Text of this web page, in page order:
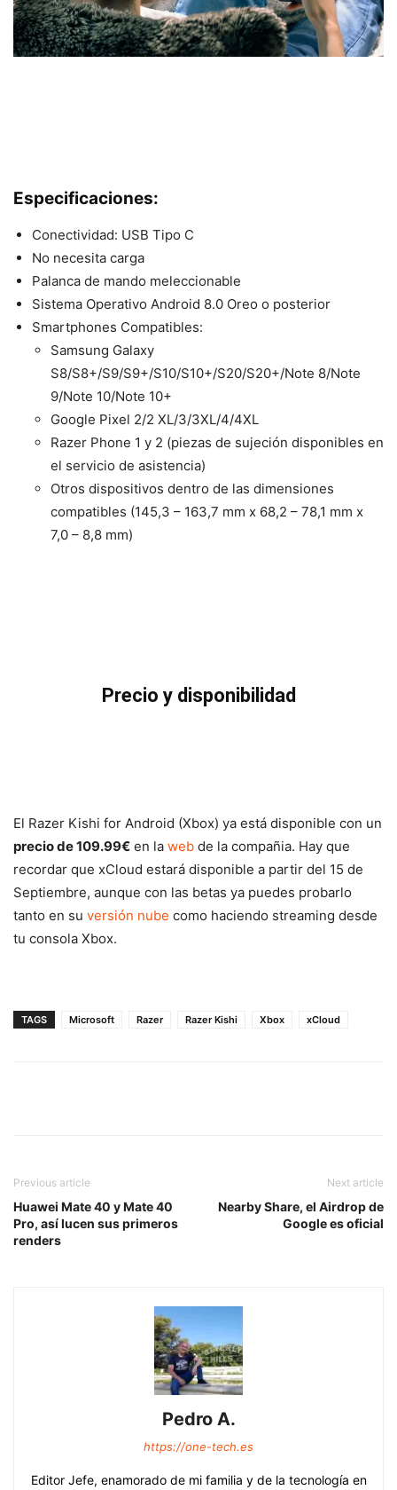
Especificaciones:
Conectividad: USB Tipo C
No necesita carga
Palanca de mando meleccionable
Sistema Operativo Android 8.0 Oreo o posterior
Smartphones Compatibles:
Samsung Galaxy
S8/S8+/S9/S9+/S10/S10+/S20/S20+/Note 8/Note
9/Note 10/Note 10+
Google Pixel 2/2 XL/3/3XL/4/4XL
Razer Phone 1 y 2 (piezas de sujeción disponibles en
el servicio de asistencia)
Otros dispositivos dentro de las dimensiones
compatibles (145,3 – 163,7 mm x 68,2 – 78,1 mm x
7,0 – 8,8 mm)
Precio y disponibilidad
El Razer Kishi for Android (Xbox) ya está disponible con un
precio de 109.99€ en la web de la compañia. Hay que
recordar que xCloud estará disponible a partir del 15 de
Septiembre, aunque con las betas ya puedes probarlo
tanto en su versión nube como haciendo streaming desde
tu consola Xbox.
TAGS Microsoft Razer Razer Kishi Xbox xCloud
Previous article
Huawei Mate 40 y Mate 40
Pro, así lucen sus primeros
renders
Next article
Nearby Share, el Airdrop de
Google es oficial
Pedro A.
https://one-tech.es
Editor Jefe, enamorado de mi familia y de la tecnología en